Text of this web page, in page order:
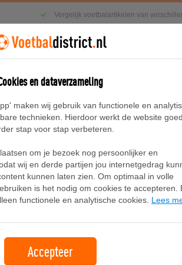
Vergelijk voetbalartikelen van
schoenen voor heren -
Bekijk bij Footlocker
en dataverzameling
maken wij gebruik van functionele en
technieken. Hierdoor werkt de website
stap voor stap verbeteren.
om je bezoek nog persoonlijker en
wij en derde partijen jou internetgedrag
kunnen laten zien. Om optimaal in volle
is het nodig om cookies te accepteren.
functionele en analytische cookies. Lees
Accepteer